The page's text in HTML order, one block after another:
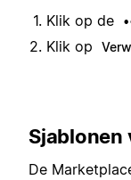
Klik op de
Klik op
Sjablonen
De